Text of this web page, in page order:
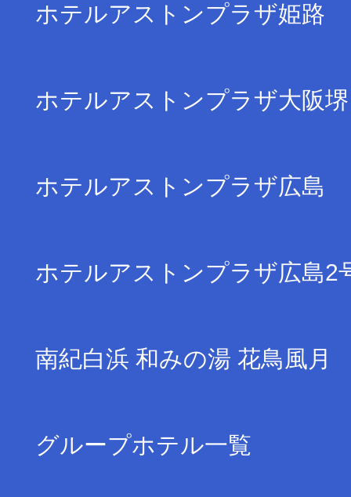
ホテルアストンプラザ姫路
ホテルアストンプラザ大阪堺
ホテルアストンプラザ広島
ホテルアストンプラザ広島2
南紀白浜 和みの湯 花鳥風月
グループホテル一覧